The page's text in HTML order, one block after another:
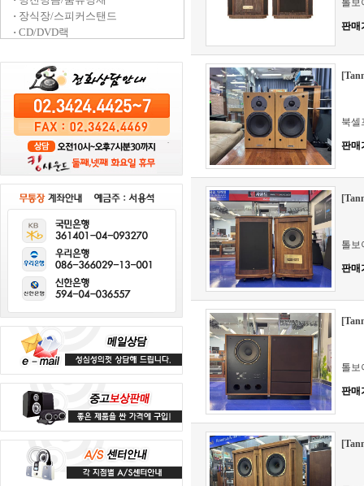
· 장식장/스피커스탠드
· CD/DVD랙
톨보
판매
북셀
판매
톨보
판매
톨보
판매